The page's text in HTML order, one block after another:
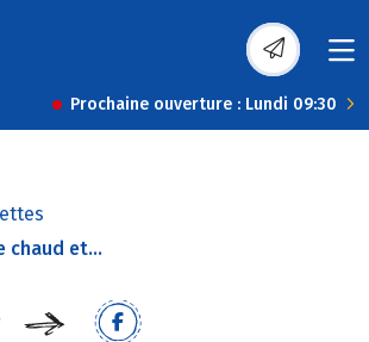
Prochaine ouverture : Lundi 09:30
chaud et...